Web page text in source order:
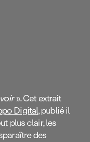
». Cet extrait
Digital, publié il
plus clair, les
des